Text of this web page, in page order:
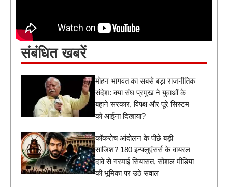
संबंधित खबरें
मोहन भागवत का सबसे बड़ा राजनीतिक
संदेश: क्या संघ प्रमुख ने युवाओं के
बहाने सरकार, विपक्ष और पूरे सिस्टम
को आईना दिखाया?
कॉकरोच आंदोलन के पीछे बड़ी
साजिश? 180 इन्फ्लुएंसर्स के वायरल
दावे से गरमाई सियासत, सोशल मीडिया
की भूमिका पर उठे सवाल